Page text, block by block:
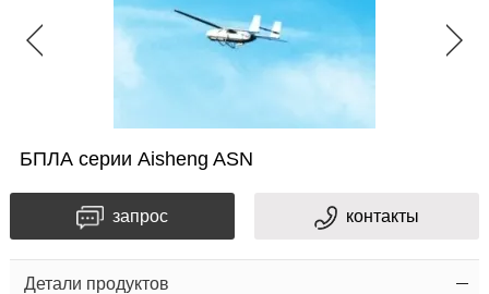
БПЛА серии Aisheng ASN
запрос контакты
Детали продуктов